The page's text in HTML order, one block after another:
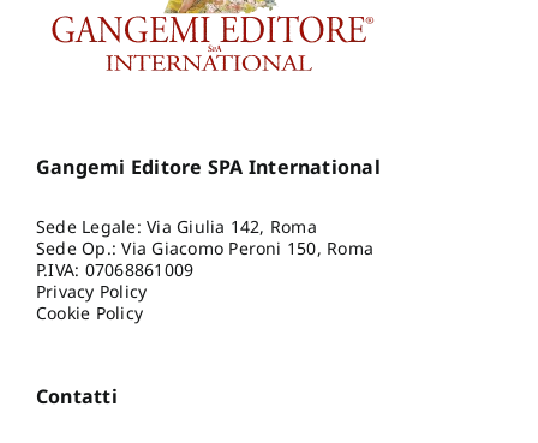
Gangemi Editore SPA International
Sede Legale: Via Giulia 142, Roma
Sede Op.: Via Giacomo Peroni 150, Roma
P.IVA: 07068861009
Privacy Policy
Cookie Policy
Contatti